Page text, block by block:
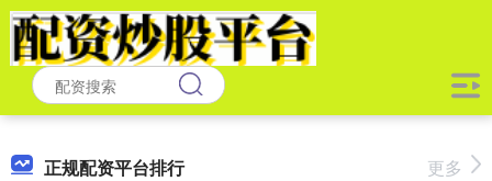
正规配资平台排行 更多